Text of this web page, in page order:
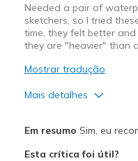
Sizing
View On Shoes
Needed a pair of
sketchers, so I tried
time, they felt better
they are "heavier" than
Mostrar tradução
Mais detalhes
Em resumo Sim, eu
Esta crítica foi útil?